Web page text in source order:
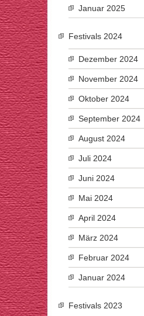
Januar 2025
Festivals 2024
Dezember 2024
November 2024
Oktober 2024
September 2024
August 2024
Juli 2024
Juni 2024
Mai 2024
April 2024
März 2024
Februar 2024
Januar 2024
Festivals 2023